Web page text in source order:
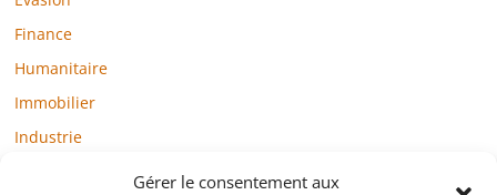
Gérer le consentement aux
Finance
Humanitaire
Immobilier
Industrie